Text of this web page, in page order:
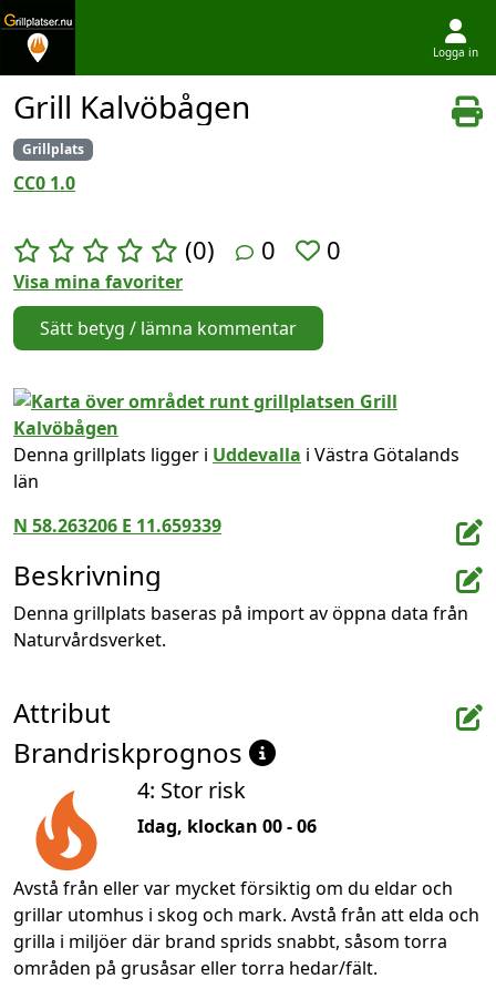
Logga in
Grill Kalvöbågen
Grillplats
CC0 1.0
(0) 0 0
Visa mina favoriter
Sätt betyg / lämna kommentar
Denna grillplats ligger i Uddevalla i Västra Götalands
län
N 58.263206 E 11.659339
Beskrivning
Denna grillplats baseras på import av öppna data från
Naturvårdsverket.
Attribut
Brandriskprognos
4: Stor risk
Idag, klockan 00 - 06
Avstå från eller var mycket försiktig om du eldar och
grillar utomhus i skog och mark. Avstå från att elda och
grilla i miljöer där brand sprids snabbt, såsom torra
områden på grusåsar eller torra hedar/fält.